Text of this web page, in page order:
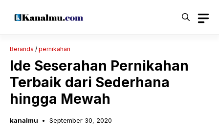
Beranda / pernikahan
Ide Seserahan Pernikahan
Terbaik dari Sederhana
hingga Mewah
kanalmu September 30, 2020